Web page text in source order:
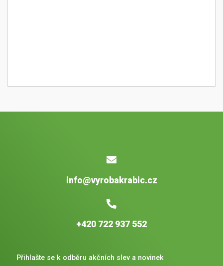
info@vyrobakrabic.cz
+420 722 937 552
Přihlašte se k odběru akčních slev a novinek